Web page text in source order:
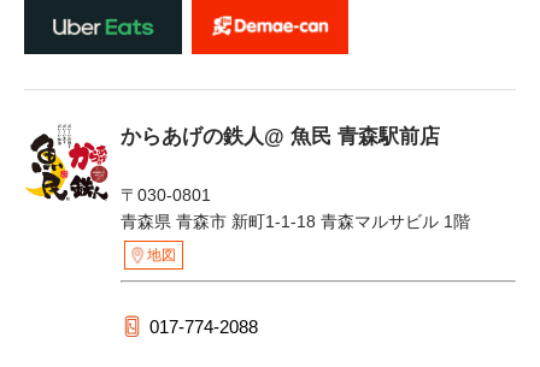
からあげの鉄人@ 魚民 青森駅前店
〒030-0801
青森県 青森市 新町1-1-18 青森マルサビル 1階
地図
017-774-2088